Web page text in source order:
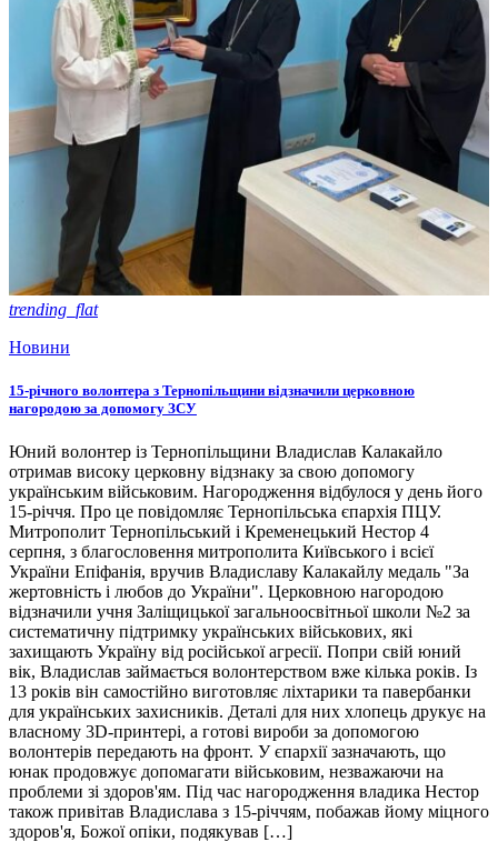
trending_flat
Новини
15-річного волонтера з Тернопільщини відзначили церковною
нагородою за допомогу ЗСУ
Юний волонтер із Тернопільщини Владислав Калакайло
отримав високу церковну відзнаку за свою допомогу
українським військовим. Нагородження відбулося у день його
15-річчя. Про це повідомляє Тернопільська єпархія ПЦУ.
Митрополит Тернопільський і Кременецький Нестор 4
серпня, з благословення митрополита Київського і всієї
України Епіфанія, вручив Владиславу Калакайлу медаль "За
жертовність і любов до України". Церковною нагородою
відзначили учня Заліщицької загальноосвітньої школи №2 за
систематичну підтримку українських військових, які
захищають Україну від російської агресії. Попри свій юний
вік, Владислав займається волонтерством вже кілька років. Із
13 років він самостійно виготовляє ліхтарики та павербанки
для українських захисників. Деталі для них хлопець друкує на
власному 3D-принтері, а готові вироби за допомогою
волонтерів передають на фронт. У єпархії зазначають, що
юнак продовжує допомагати військовим, незважаючи на
проблеми зі здоров'ям. Під час нагородження владика Нестор
також привітав Владислава з 15-річчям, побажав йому міцного
здоров'я, Божої опіки, подякував […]